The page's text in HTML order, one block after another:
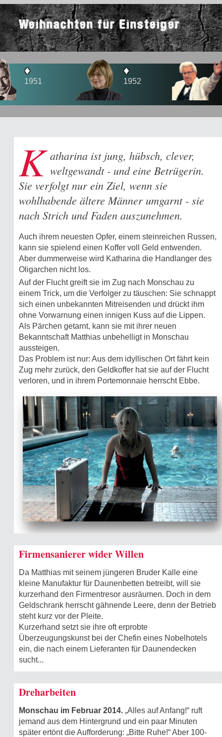
Weihnachten für Einsteiger
♦
1952
♦
1956
K atharina ist jung, hübsch, clever,
weltgewandt - und eine Betrügerin.
Sie verfolgt nur ein Ziel, wenn sie
wohlhabende ältere Männer umgarnt - sie
nach Strich und Faden auszunehmen.
Auch ihrem neuesten Opfer, einem steinreichen Russen,
kann sie spielend einen Koffer voll Geld entwenden.
Aber dummerweise wird Katharina die Handlanger des
Oligarchen nicht los.
Auf der Flucht greift sie im Zug nach Monschau zu
einem Trick, um die Verfolger zu täuschen: Sie schnappt
sich einen unbekannten Mitreisenden und drückt ihm
ohne Vorwarnung einen innigen Kuss auf die Lippen.
Als Pärchen getarnt, kann sie mit ihrer neuen
Bekanntschaft Matthias unbehelligt in Monschau
aussteigen.
Das Problem ist nur: Aus dem idyllischen Ort fährt kein
Zug mehr zurück, den Geldkoffer hat sie auf der Flucht
verloren, und in ihrem Portemonnaie herrscht Ebbe.
Firmensanierer wider Willen
Da Matthias mit seinem jüngeren Bruder Kalle eine
kleine Manufaktur für Daunenbetten betreibt, will sie
kurzerhand den Firmentresor ausräumen. Doch in dem
Geldschrank herrscht gähnende Leere, denn der Betrieb
steht kurz vor der Pleite.
Kurzerhand setzt sie ihre oft erprobte
Überzeugungskunst bei der Chefin eines Nobelhotels
ein, die nach einem Lieferanten für Daunendecken
sucht...
Dreharbeiten
Monschau im Februar 2014. „Alles auf Anfang!“ ruft
jemand aus dem Hintergrund und ein paar Minuten
später ertönt die Aufforderung: „Bitte Ruhe!“ Aber 100-